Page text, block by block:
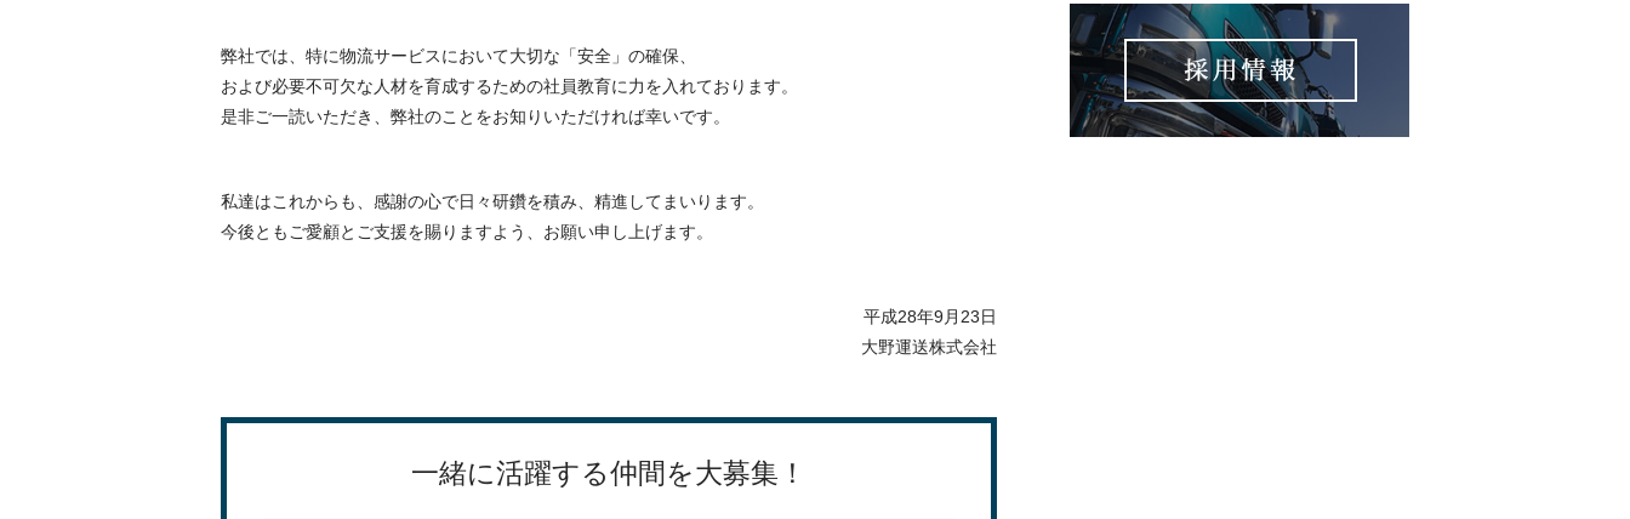
弊社では、特に物流サービスにおいて大切な「安全」の確保、
および必要不可欠な人材を育成するための社員教育に力を入れております。
是非ご一読いただき、弊社のことをお知りいただければ幸いです。
私達はこれからも、感謝の心で日々研鑽を積み、精進してまいります。
今後ともご愛顧とご支援を賜りますよう、お願い申し上げます。
平成28年9月23日
大野運送株式会社
一緒に活躍する仲間を大募集！